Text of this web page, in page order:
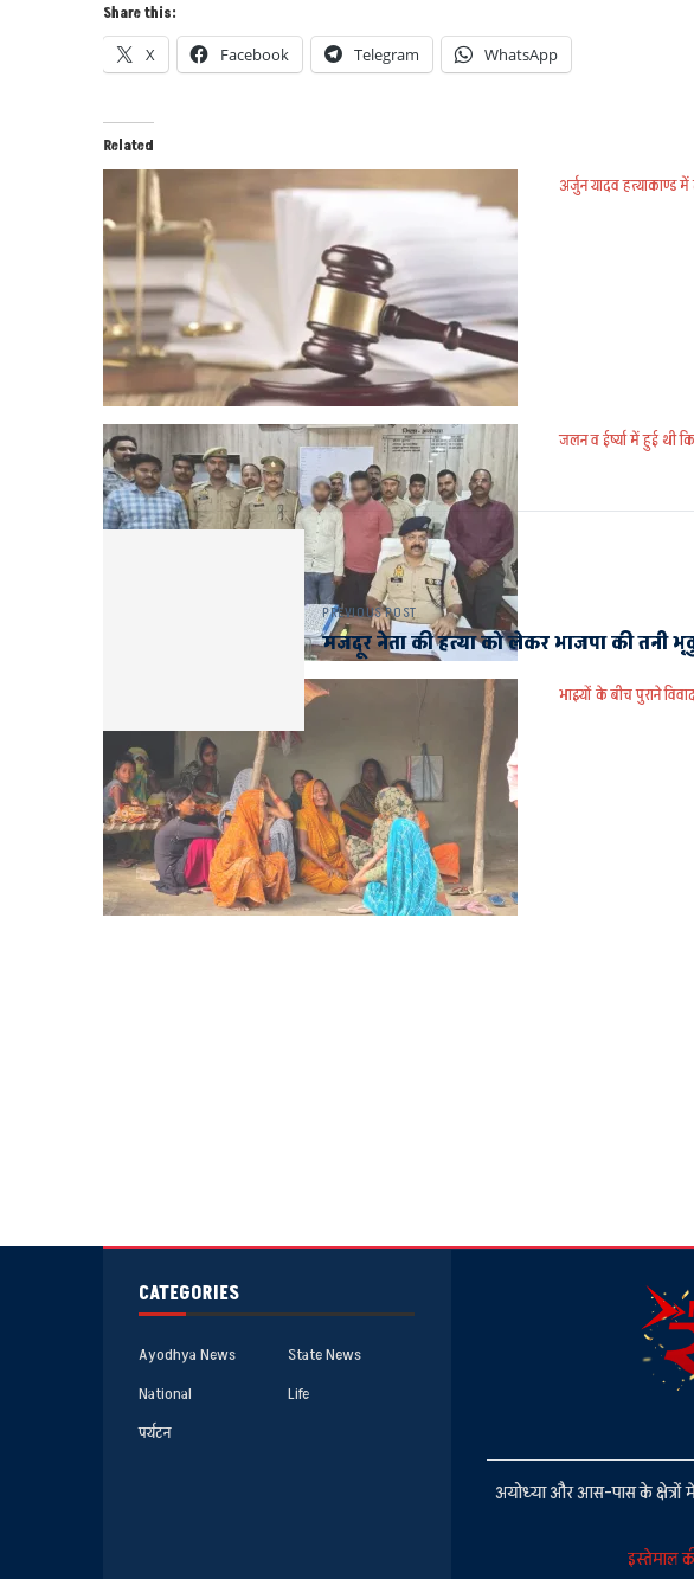
Share this:
X Facebook Telegram WhatsApp
Related
अर्जुन यादव हत्याकाण्ड
जलन व ईर्ष्या में हुई थी
भाइयों के बीच पुराने
PREVIOUS POST
मजदूर नेता की हत्या को लेकर भाजपा की तनी
CATEGORIES
Ayodhya News
State News
National
Life
पर्यटन
अयोध्या और आस-पास के क्षेत्रों में
इस्तेमाल